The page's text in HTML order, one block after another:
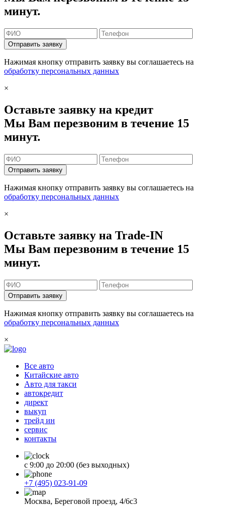
минут.
Отправить заявку
Нажимая кнопку отправить заявку вы соглашаетесь на
обработку персональных данных
×
Оставьте заявку на кредит
Мы Вам перезвоним в течение 15
минут.
Отправить заявку
Нажимая кнопку отправить заявку вы соглашаетесь на
обработку персональных данных
×
Оставьте заявку на Trade-IN
Мы Вам перезвоним в течение 15
минут.
Отправить заявку
Нажимая кнопку отправить заявку вы соглашаетесь на
обработку персональных данных
×
Все авто
Китайские авто
Авто для такси
автокредит
директ
выкуп
трейд ин
сервис
контакты
с 9:00 до 20:00 (без выходных)
+7 (495) 023-91-09
Москва, Береговой проезд, 4/6с3